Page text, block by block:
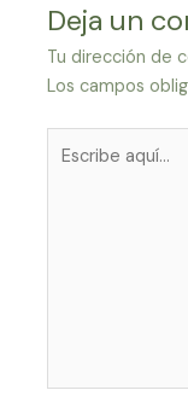
Deja un
Tu dirección de
Los campos
aquí...